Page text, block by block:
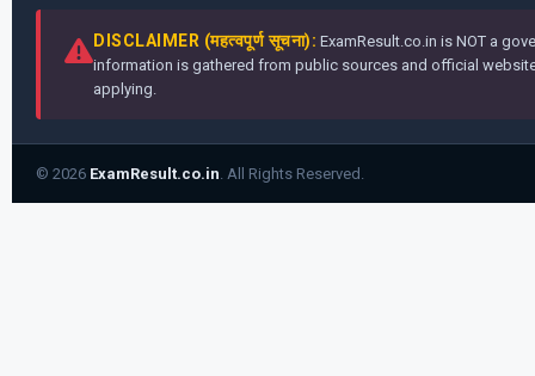
DISCLAIMER (महत्वपूर्ण सूचना): ExamResult.co.in is NOT a
information is gathered from public sources and official
applying.
© 2026 ExamResult.co.in . All Rights Reserved.